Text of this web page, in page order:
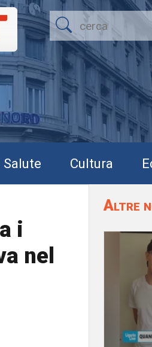
Salute Cultura
i
nel
Altre